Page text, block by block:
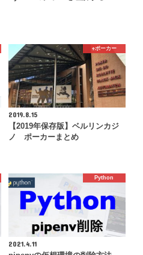
♠️ポーカー
2019.8.15
【2019年保存版】ベルリンカジ
ノ ポーカーまとめ
Python
2021.4.11